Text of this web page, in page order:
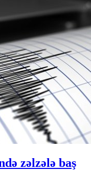
zəlzələ baş